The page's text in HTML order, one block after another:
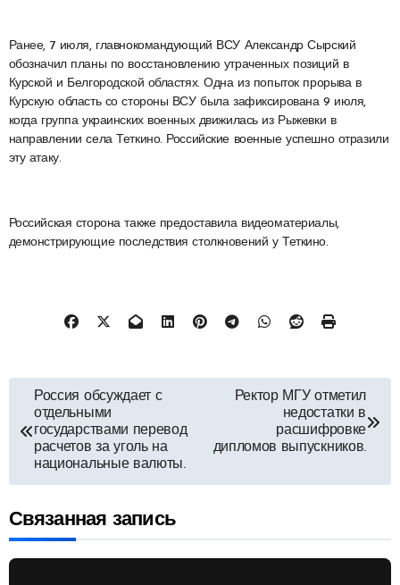
Ранее, 7 июля, главнокомандующий ВСУ Александр Сырский
обозначил планы по восстановлению утраченных позиций в
Курской и Белгородской областях. Одна из попыток прорыва в
Курскую область со стороны ВСУ была зафиксирована 9 июля,
когда группа украинских военных движилась из Рыжевки в
направлении села Теткино. Российские военные успешно отразили
эту атаку.
Российская сторона также предоставила видеоматериалы,
демонстрирующие последствия столкновений у Теткино.
Навигация
по
записям
Россия обсуждает с
отдельными
государствами перевод
расчетов за уголь на
национальные валюты.
Ректор МГУ отметил
недостатки в
расшифровке
дипломов выпускников.
Связанная запись